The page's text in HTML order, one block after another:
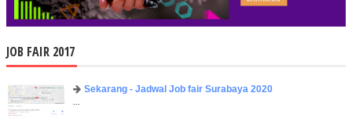
JOB FAIR 2017
Sekarang - Jadwal Job fair Surabaya 2020